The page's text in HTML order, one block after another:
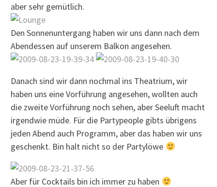
aber sehr gemütlich.
Den Sonnenuntergang haben wir uns dann nach dem
Abendessen auf unserem Balkon angesehen.
Danach sind wir dann nochmal ins Theatrium, wir
haben uns eine Vorführung angesehen, wollten auch
die zweite Vorführung noch sehen, aber Seeluft macht
irgendwie müde. Für die Partypeople gibts übrigens
jeden Abend auch Programm, aber das haben wir uns
geschenkt. Bin halt nicht so der Partylöwe
Aber für Cocktails bin ich immer zu haben